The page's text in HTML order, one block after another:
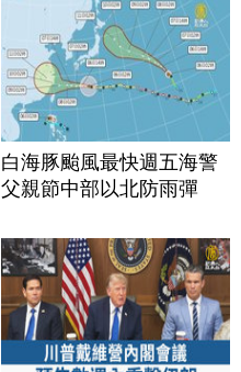
白海豚颱風最快週五海警
父親節中部以北防雨彈